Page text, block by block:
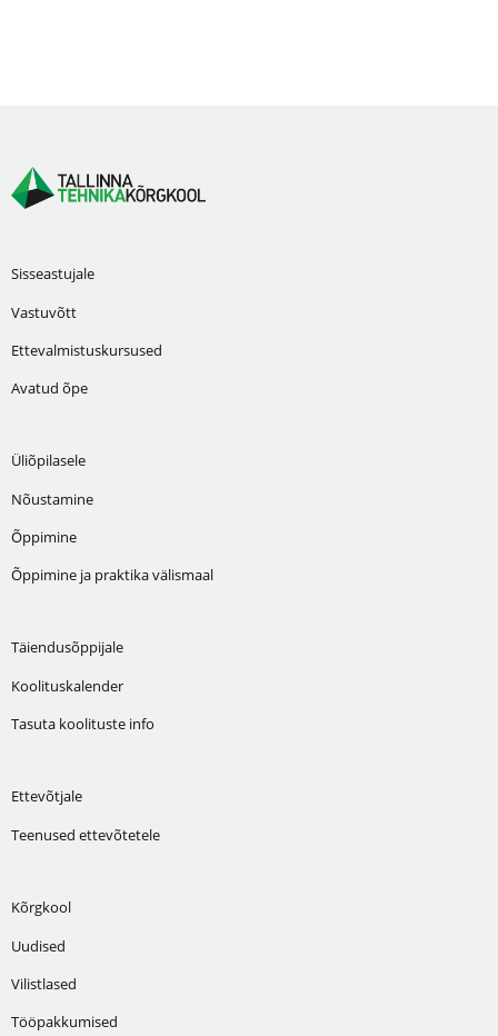
Sisseastujale
Vastuvõtt
Ettevalmistuskursused
Avatud õpe
Üliõpilasele
Nõustamine
Õppimine
Õppimine ja praktika välismaal
Täiendusõppijale
Koolituskalender
Tasuta koolituste info
Ettevõtjale
Teenused ettevõtetele
Kõrgkool
Uudised
Vilistlased
Tööpakkumised